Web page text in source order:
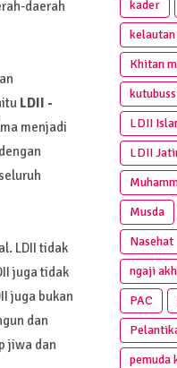
daerah
LDII -
menjadi
LDII tidak
juga tidak
juga bukan
dan
jiwa dan
kader
Khitan
LDII
LDII
Musda
Nasehat
ngaji
PAC
pemuda